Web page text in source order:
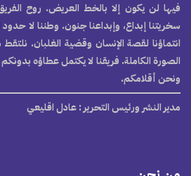
فيها لن يكون إلا بالخط العريض. روح
سخريتنا إبداع، وإبداعنا جنون. وطننا لا
انتماؤنا لقصة الإنسان وقضية الغلبان.
الصورة الكاملة. فريقنا لا يكتمل عطاؤه بدونكم
ونحن أقلامكم.
مدير النشر ورئيس التحرير: عادل اقليعي